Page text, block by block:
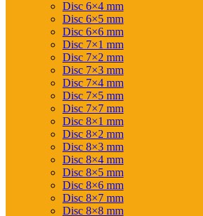
Disc 6×4 mm
Disc 6×5 mm
Disc 6×6 mm
Disc 7×1 mm
Disc 7×2 mm
Disc 7×3 mm
Disc 7×4 mm
Disc 7×5 mm
Disc 7×7 mm
Disc 8×1 mm
Disc 8×2 mm
Disc 8×3 mm
Disc 8×4 mm
Disc 8×5 mm
Disc 8×6 mm
Disc 8×7 mm
Disc 8×8 mm